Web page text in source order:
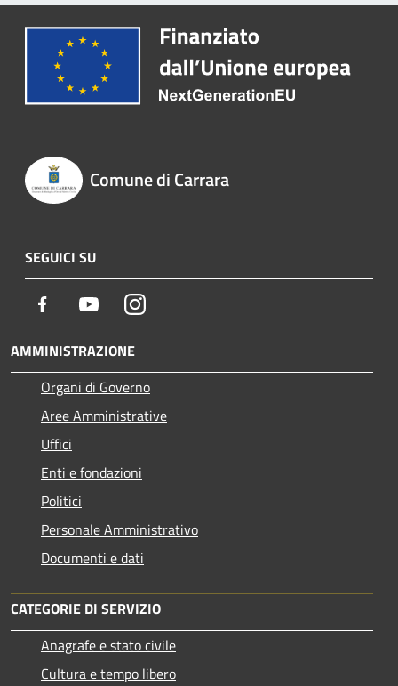
Comune di Carrara
SEGUICI SU
Facebook YoutubeInstagram
AMMINISTRAZIONE
Organi di Governo
Aree Amministrative
Uffici
Enti e fondazioni
Politici
Personale Amministrativo
Documenti e dati
CATEGORIE DI SERVIZIO
Anagrafe e stato civile
Cultura e tempo libero